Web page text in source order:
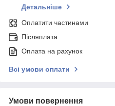
Детальніше
Оплатити частинами
Післяплата
Оплата на рахунок
Всі умови оплати
Умови повернення